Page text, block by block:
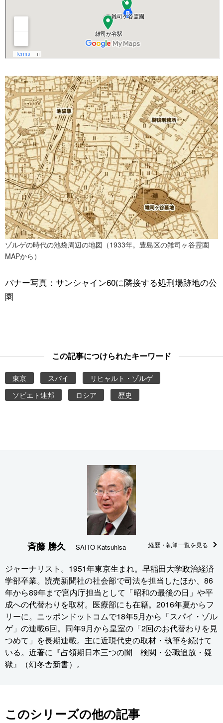
ゾルゲの時代の池袋周辺の地図（1933年。豊島区の雑司ヶ谷霊園
MAPから）
バナー写真：サンシャイン60に隣接する処刑場跡地の公
園
この記事につけられたキーワード
東京 スパイ
リヒャルト・ゾルゲ
ソビエト連邦
ロシア 歴史
斉藤 勝久 SAITŌ Katsuhisa 経歴・執筆一覧を見る
ジャーナリスト。1951年東京生まれ。早稲田大学政治経済
学部卒業。読売新聞社の社会部で司法を担当したほか、86
年から89年まで宮内庁担当として「昭和の最後の日」や平
成への代替わりを取材。医療部にも在籍。2016年夏からフ
リーに。ニッポンドットコムで18年5月から「スパイ・ゾル
ゲ」の連載6回。同年9月から皇室の「2回のお代替わりを見
つめて」を長期連載。主に近現代史の取材・執筆を続けて
いる。近著に『占領期日本三つの闇 検閲・公職追放・疑
獄』（幻冬舎新書）。
このシリーズの他の記事